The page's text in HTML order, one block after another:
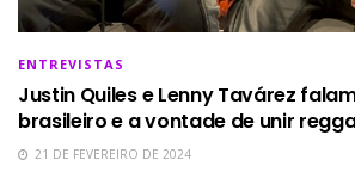
ENTREVISTAS
Justin Quiles e Lenny Tavárez
brasileiro e a vontade de unir
21 DE FEVEREIRO DE 2024